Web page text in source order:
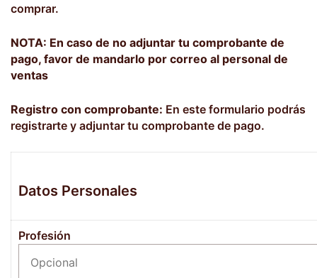
comprar.
NOTA: En caso de no adjuntar tu comprobante de
pago, favor de mandarlo por correo al personal de
ventas
Registro con comprobante: En este formulario podrás
registrarte y adjuntar tu comprobante de pago.
Datos Personales
Profesión